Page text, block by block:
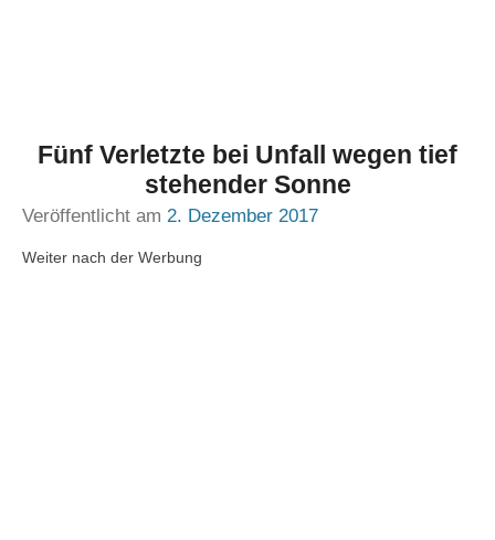
Fünf Verletzte bei Unfall wegen tief
stehender Sonne
Veröffentlicht am 2. Dezember 2017
Weiter nach der Werbung